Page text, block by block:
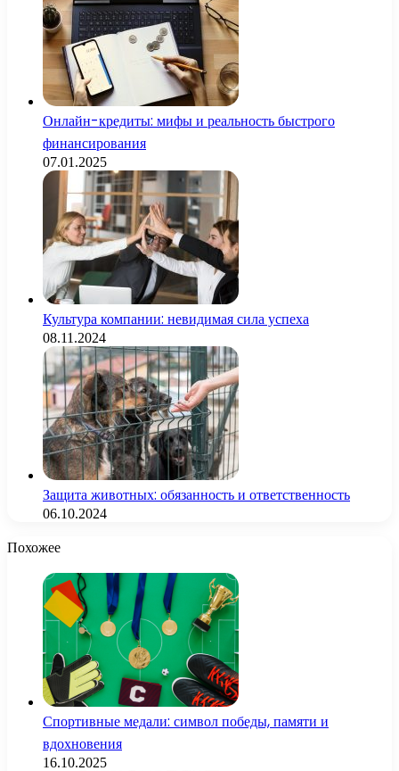
Онлайн-кредиты: мифы и реальность быстрого
финансирования
07.01.2025
Культура компании: невидимая сила успеха
08.11.2024
Защита животных: обязанность и ответственность
06.10.2024
Похожее
Спортивные медали: символ победы, памяти и
вдохновения
16.10.2025